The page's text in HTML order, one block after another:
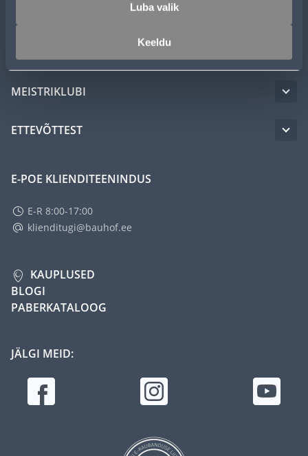
Luba valik
Keeldu
MEISTRIKLUBI
ETTEVÕTTEST
E-POE KLIENDITEENINDUS
E-R 8:00-17:00
klienditugi@bauhof.ee
KAUPLUSED
BLOGI
PABERKATALOOG
JÄLGI MEID: